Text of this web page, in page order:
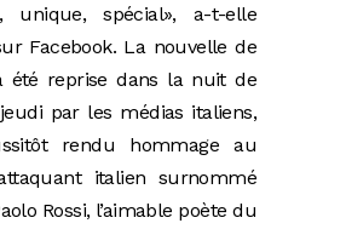
unique, spécial», a-t-elle
Facebook. La nouvelle de
été reprise dans la nuit de
par les médias italiens,
rendu hommage au
italien surnommé
Rossi, l’aimable poète du